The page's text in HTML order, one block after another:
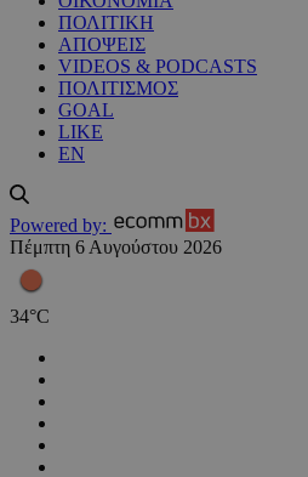
ΠΟΛΙΤΙΚΗ
ΑΠΟΨΕΙΣ
VIDEOS & PODCASTS
ΠΟΛΙΤΙΣΜΟΣ
GOAL
LIKE
EN
Powered by:
Πέμπτη 6 Αυγούστου 2026
34°C